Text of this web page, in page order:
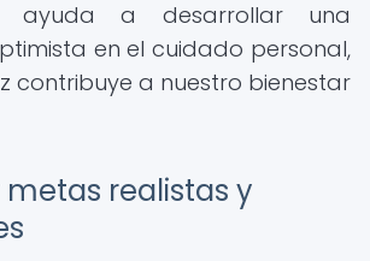
ayuda a desarrollar una
en el cuidado personal,
contribuye a nuestro bienestar
metas realistas y